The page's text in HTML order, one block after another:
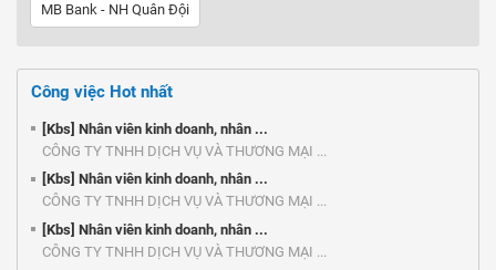
MB Bank - NH Quân Đội
Công việc Hot nhất
[Kbs] Nhân viên kinh doanh, nhân ...
CÔNG TY TNHH DỊCH VỤ VÀ THƯƠNG MẠI ...
[Kbs] Nhân viên kinh doanh, nhân ...
CÔNG TY TNHH DỊCH VỤ VÀ THƯƠNG MẠI ...
[Kbs] Nhân viên kinh doanh, nhân ...
CÔNG TY TNHH DỊCH VỤ VÀ THƯƠNG MẠI ...